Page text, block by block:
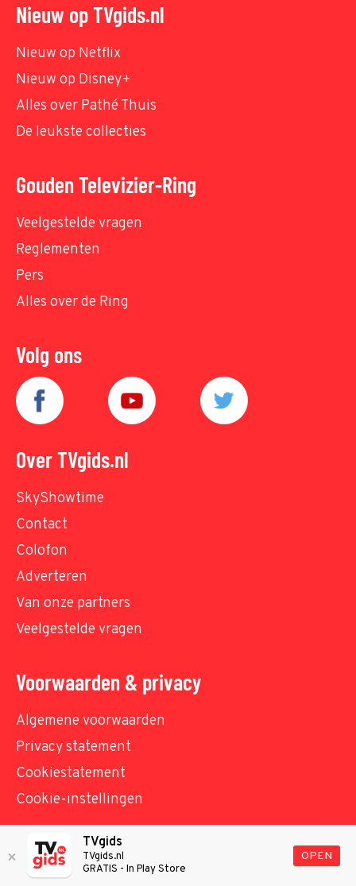
Nieuw op TVgids.nl
Nieuw op Netflix
Nieuw op Disney+
Alles over Pathé Thuis
De leukste collecties
Gouden Televizier-Ring
Veelgestelde vragen
Reglementen
Pers
Alles over de Ring
Volg ons
Over TVgids.nl
SkyShowtime
Contact
Colofon
Adverteren
Van onze partners
Veelgestelde vragen
Voorwaarden & privacy
Algemene voorwaarden
Privacy statement
Cookiestatement
Cookie-instellingen
© TVgids.nl 2026 - All rights reserved. No text and
datamining.
TVgids
TVgids.nl
GRATIS - In Play Store
OPEN